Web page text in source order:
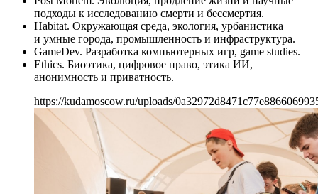
подходы к исследованию смерти и бессмертия.
Habitat. Окружающая среда, экология, урбанистика
и умные города, промышленность и инфраструктура.
GameDev. Разработка компьютерных игр, game studies.
Ethics. Биоэтика, цифровое право, этика ИИ,
анонимность и приватность.
https://kudamoscow.ru/uploads/